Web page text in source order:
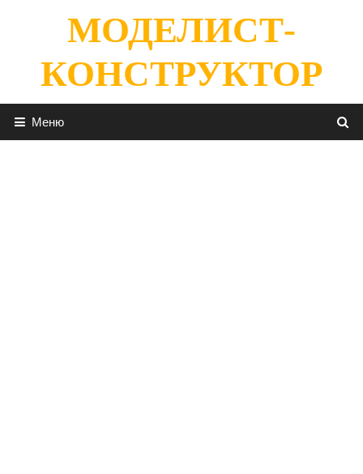
содержимомуМОДЕЛИСТ-
КОНСТРУКТОР
Меню